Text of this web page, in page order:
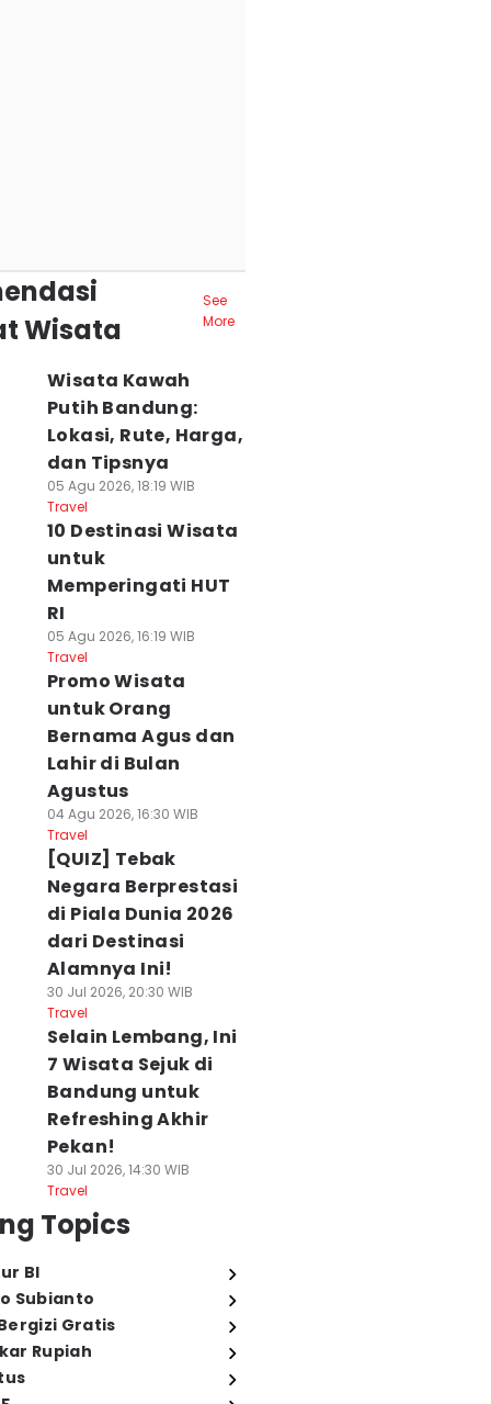
Wisata
See
More
Wisata Kawah
Putih Bandung:
Lokasi, Rute, Harga,
dan Tipsnya
05 Agu 2026, 18:19 WIB
Travel
10 Destinasi Wisata
untuk
Memperingati HUT
RI
05 Agu 2026, 16:19 WIB
Travel
Promo Wisata
untuk Orang
Bernama Agus dan
Lahir di Bulan
Agustus
04 Agu 2026, 16:30 WIB
Travel
[QUIZ] Tebak
Negara Berprestasi
di Piala Dunia 2026
dari Destinasi
Alamnya Ini!
30 Jul 2026, 20:30 WIB
Travel
Selain Lembang, Ini
7 Wisata Sejuk di
Bandung untuk
Refreshing Akhir
Pekan!
30 Jul 2026, 14:30 WIB
Travel
Topics
BI
Subianto
Gratis
Rupiah